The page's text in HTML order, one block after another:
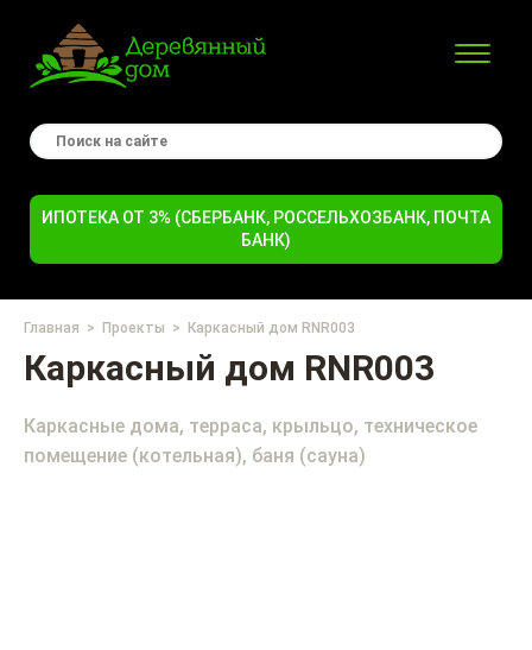
ИПОТЕКА ОТ 3% (СБЕРБАНК, РОССЕЛЬХОЗБАНК, ПОЧТА
БАНК)
Главная Проекты Каркасный дом RNR003
Каркасный дом RNR003
Каркасные дома, терраса, крыльцо, техническое
помещение (котельная), баня (сауна)